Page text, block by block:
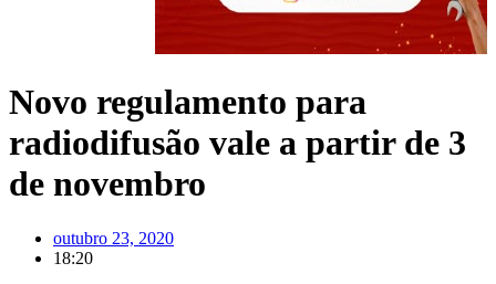
Novo regulamento para
radiodifusão vale a partir de 3
de novembro
outubro 23, 2020
18:20